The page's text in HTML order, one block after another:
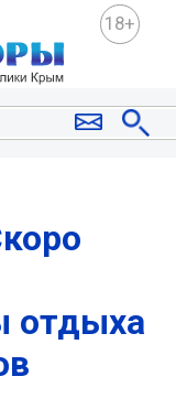
18+
отдыха